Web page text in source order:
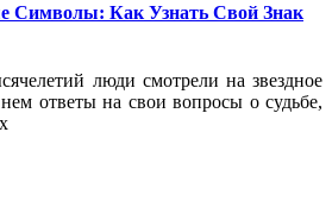
Символы: Как Узнать Свой Знак
люди смотрели на звездное
ответы на свои вопросы о судьбе,